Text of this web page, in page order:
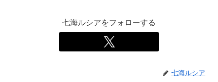
七海ルシアをフォローする
七海ルシア